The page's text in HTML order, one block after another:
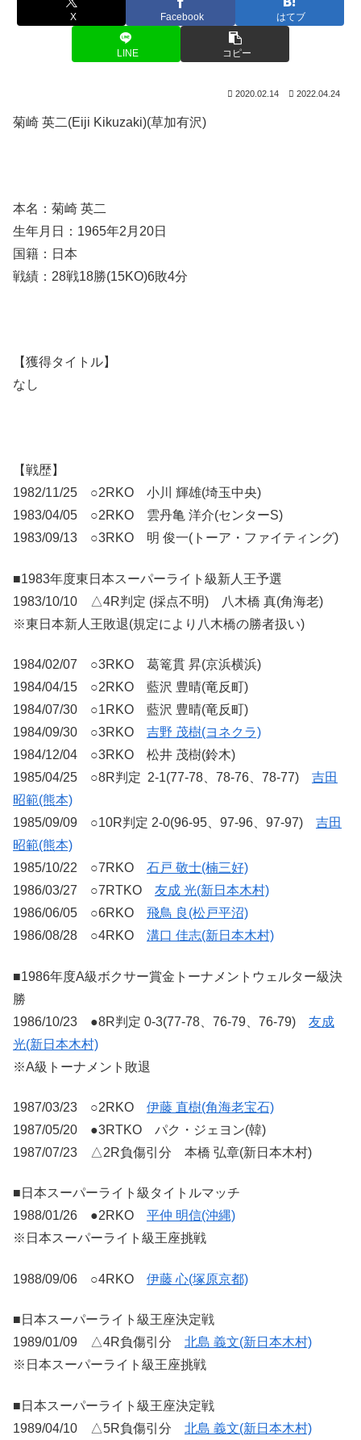
X Facebook はてブ
LINE コピー
2020.02.14 2022.04.24
菊崎 英二(Eiji Kikuzaki)(草加有沢)
本名：菊崎 英二
生年月日：1965年2月20日
国籍：日本
戦績：28戦18勝(15KO)6敗4分
【獲得タイトル】
なし
【戦歴】
1982/11/25 ○2RKO 小川 輝雄(埼玉中央)
1983/04/05 ○2RKO 雲丹亀 洋介(センターS)
1983/09/13 ○3RKO 明 俊一(トーア・ファイティング)
■1983年度東日本スーパーライト級新人王予選
1983/10/10 △4R判定 (採点不明) 八木橋 真(角海老)
※東日本新人王敗退(規定により八木橋の勝者扱い)
1984/02/07 ○3RKO 葛篭貫 昇(京浜横浜)
1984/04/15 ○2RKO 藍沢 豊晴(竜反町)
1984/07/30 ○1RKO 藍沢 豊晴(竜反町)
1984/09/30 ○3RKO 吉野 茂樹(ヨネクラ)
1984/12/04 ○3RKO 松井 茂樹(鈴木)
1985/04/25 ○8R判定 2-1(77-78、78-76、78-77) 吉田
昭範(熊本)
1985/09/09 ○10R判定 2-0(96-95、97-96、97-97) 吉田
昭範(熊本)
1985/10/22 ○7RKO 石戸 敬士(楠三好)
1986/03/27 ○7RTKO 友成 光(新日本木村)
1986/06/05 ○6RKO 飛鳥 良(松戸平沼)
1986/08/28 ○4RKO 溝口 佳志(新日本木村)
■1986年度A級ボクサー賞金トーナメントウェルター級決
勝
1986/10/23 ●8R判定 0-3(77-78、76-79、76-79) 友成
光(新日本木村)
※A級トーナメント敗退
1987/03/23 ○2RKO 伊藤 直樹(角海老宝石)
1987/05/20 ●3RTKO パク・ジェヨン(韓)
1987/07/23 △2R負傷引分 本橋 弘章(新日本木村)
■日本スーパーライト級タイトルマッチ
1988/01/26 ●2RKO 平仲 明信(沖縄)
※日本スーパーライト級王座挑戦
1988/09/06 ○4RKO 伊藤 心(塚原京都)
■日本スーパーライト級王座決定戦
1989/01/09 △4R負傷引分 北島 義文(新日本木村)
※日本スーパーライト級王座挑戦
■日本スーパーライト級王座決定戦
1989/04/10 △5R負傷引分 北島 義文(新日本木村)